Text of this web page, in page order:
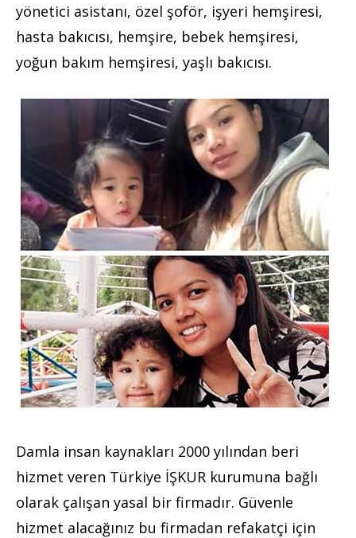
yönetici asistanı, özel şoför, işyeri hemşiresi,
hasta bakıcısı, hemşire, bebek hemşiresi,
yoğun bakım hemşiresi, yaşlı bakıcısı.
Damla insan kaynakları 2000 yılından beri
hizmet veren Türkiye İŞKUR kurumuna bağlı
olarak çalışan yasal bir firmadır. Güvenle
hizmet alacağınız bu firmadan refakatçi için